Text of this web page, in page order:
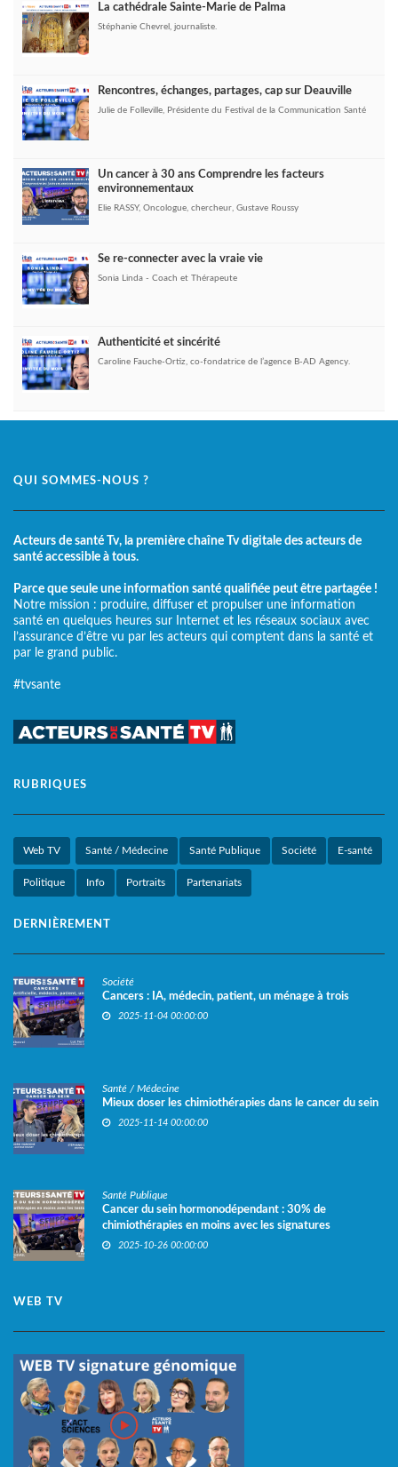
La cathédrale Sainte-Marie de Palma
Stéphanie Chevrel, journaliste.
Rencontres, échanges, partages, cap sur Deauville
Julie de Folleville, Présidente du Festival de la Communication Santé
Un cancer à 30 ans Comprendre les facteurs
environnementaux
Elie RASSY, Oncologue, chercheur, Gustave Roussy
Se re-connecter avec la vraie vie
Sonia Linda - Coach et Thérapeute
Authenticité et sincérité
Caroline Fauche-Ortiz, co-fondatrice de l’agence B-AD Agency.
QUI SOMMES-NOUS ?
Acteurs de santé Tv, la première chaîne Tv digitale des acteurs de
santé accessible à tous.
Parce que seule une information santé qualifiée peut être partagée !
Notre mission : produire, diffuser et propulser une information
santé en quelques heures sur Internet et les réseaux sociaux avec
l’assurance d’être vu par les acteurs qui comptent dans la santé et
par le grand public.
#tvsante
RUBRIQUES
Web TV Santé / Médecine Santé Publique Société E-santé
Politique Info Portraits Partenariats
DERNIÈREMENT
Société
Cancers : IA, médecin, patient, un ménage à trois
2025-11-04 00:00:00
Santé / Médecine
Mieux doser les chimiothérapies dans le cancer du sein
2025-11-14 00:00:00
Santé Publique
Cancer du sein hormonodépendant : 30% de
chimiothérapies en moins avec les signatures
génomiques
2025-10-26 00:00:00
WEB TV